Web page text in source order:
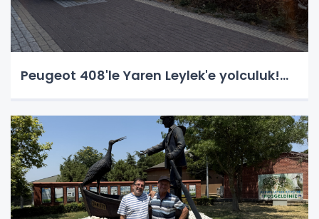
Peugeot 408'le Yaren Leylek'e yolculuk!...